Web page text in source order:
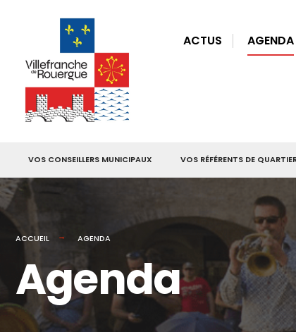
ACTUS AGENDA
VOS CONSEILLERS MUNICIPAUX VOS RÉFÉRENTS DE
ACCUEIL AGENDA
Agenda